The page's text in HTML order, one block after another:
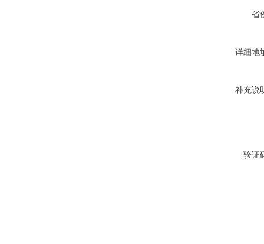
省
详细地
补充说
验证